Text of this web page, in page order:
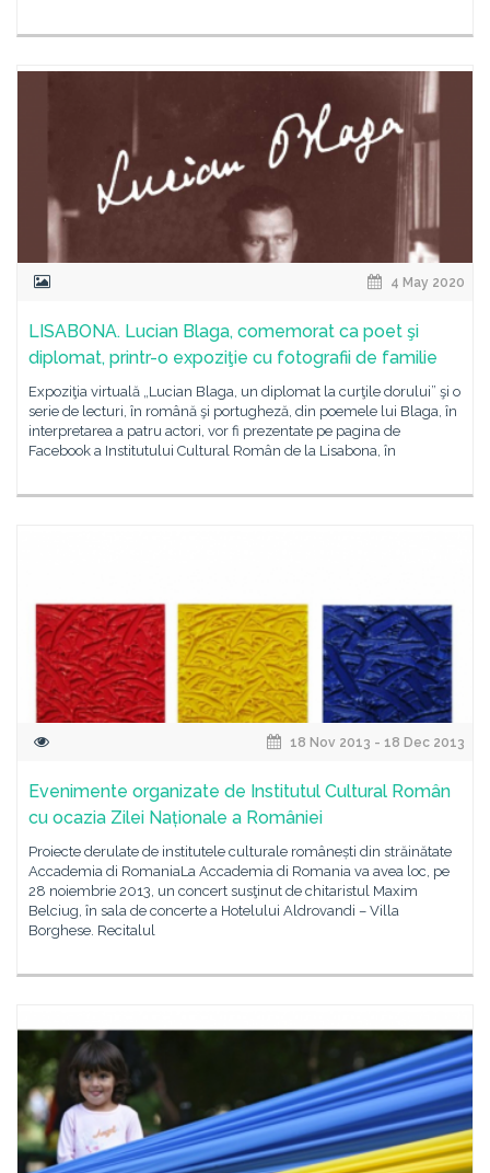
4 May 2020
LISABONA. Lucian Blaga, comemorat ca poet şi
diplomat, printr-o expoziţie cu fotografii de familie
Expoziţia virtuală „Lucian Blaga, un diplomat la curţile dorului” şi o
serie de lecturi, în română şi portugheză, din poemele lui Blaga, în
interpretarea a patru actori, vor fi prezentate pe pagina de
Facebook a Institutului Cultural Român de la Lisabona, în
18 Nov 2013 - 18 Dec 2013
Evenimente organizate de Institutul Cultural Român
cu ocazia Zilei Naționale a României
Proiecte derulate de institutele culturale românești din străinătate
Accademia di RomaniaLa Accademia di Romania va avea loc, pe
28 noiembrie 2013, un concert susţinut de chitaristul Maxim
Belciug, în sala de concerte a Hotelului Aldrovandi – Villa
Borghese. Recitalul